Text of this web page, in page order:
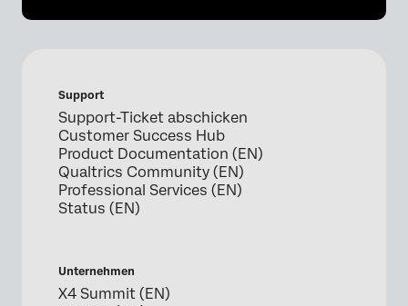
Support
Support-Ticket abschicken
Customer Success Hub
Product Documentation (EN)
Qualtrics Community (EN)
Professional Services (EN)
Status (EN)
Unternehmen
X4 Summit (EN)